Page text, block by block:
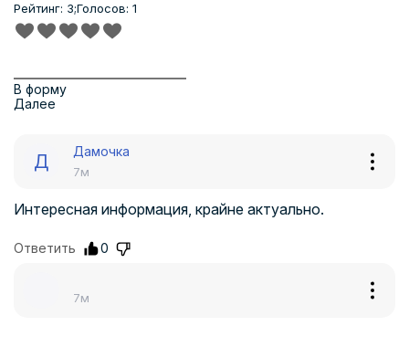
Рейтинг: 3;Голосов: 1
В форму
Далее
Д Дамочка
7м
Интересная информация, крайне актуально.
Ответить 0
7м